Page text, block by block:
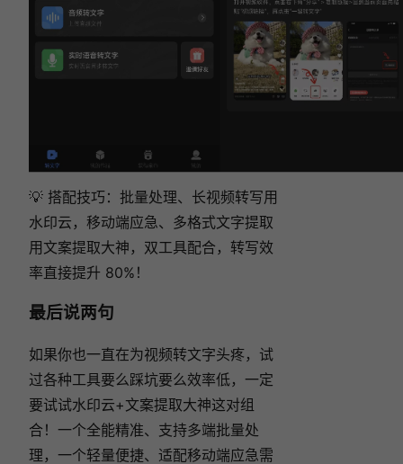
💡 搭配技巧：批量处理、长视频转写用
水印云，移动端应急、多格式文字提取
用文案提取大神，双工具配合，转写效
率直接提升 80%！
最后说两句
如果你也一直在为视频转文字头疼，试
过各种工具要么踩坑要么效率低，一定
要试试水印云+文案提取大神这对组
合！一个全能精准、支持多端批量处
理，一个轻量便捷、适配移动端应急需